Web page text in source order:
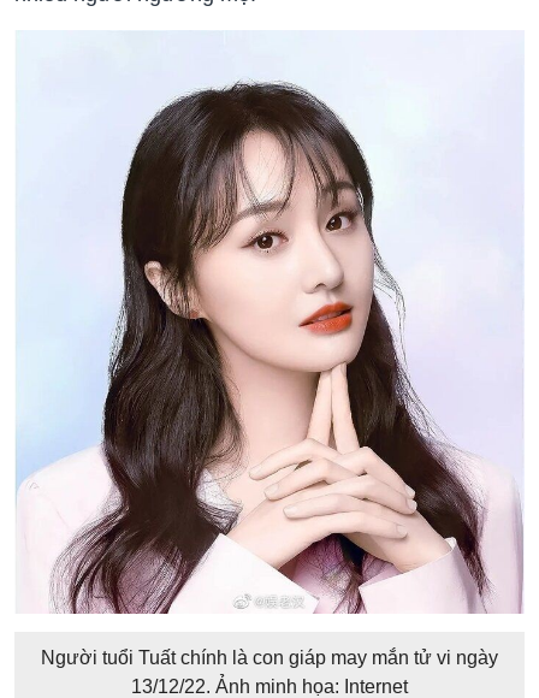
Người tuổi Tuất chính là con giáp may mắn tử vi ngày
13/12/22. Ảnh minh họa: Internet